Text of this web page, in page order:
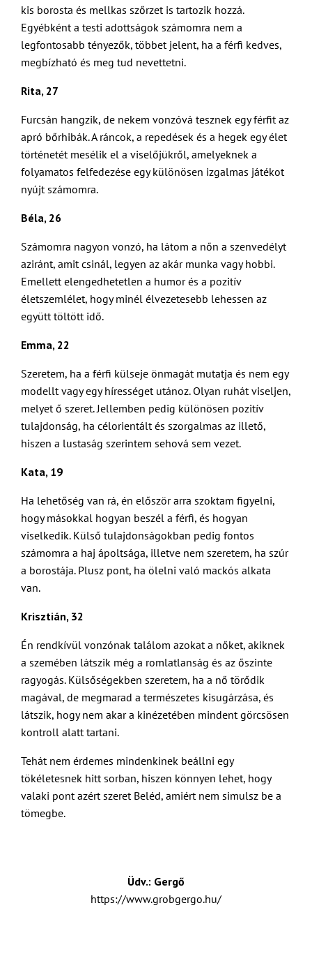
kis borosta és mellkas szőrzet is tartozik hozzá.
Egyébként a testi adottságok számomra nem a
legfontosabb tényezők, többet jelent, ha a férfi kedves,
megbízható és meg tud nevettetni.
Rita, 27
Furcsán hangzik, de nekem vonzóvá tesznek egy férfit az
apró bőrhibák. A ráncok, a repedések és a hegek egy élet
történetét mesélik el a viselőjükről, amelyeknek a
folyamatos felfedezése egy különösen izgalmas játékot
nyújt számomra.
Béla, 26
Számomra nagyon vonzó, ha látom a nőn a szenvedélyt
aziránt, amit csinál, legyen az akár munka vagy hobbi.
Emellett elengedhetetlen a humor és a pozitív
életszemlélet, hogy minél élvezetesebb lehessen az
együtt töltött idő.
Emma, 22
Szeretem, ha a férfi külseje önmagát mutatja és nem egy
modellt vagy egy hírességet utánoz. Olyan ruhát viseljen,
melyet ő szeret. Jellemben pedig különösen pozitív
tulajdonság, ha célorientált és szorgalmas az illető,
hiszen a lustaság szerintem sehová sem vezet.
Kata, 19
Ha lehetőség van rá, én először arra szoktam figyelni,
hogy másokkal hogyan beszél a férfi, és hogyan
viselkedik. Külső tulajdonságokban pedig fontos
számomra a haj ápoltsága, illetve nem szeretem, ha szúr
a borostája. Plusz pont, ha ölelni való mackós alkata
van.
Krisztián, 32
Én rendkívül vonzónak találom azokat a nőket, akiknek
a szemében látszik még a romlatlanság és az őszinte
ragyogás. Külsőségekben szeretem, ha a nő törődik
magával, de megmarad a természetes kisugárzása, és
látszik, hogy nem akar a kinézetében mindent görcsösen
kontroll alatt tartani.
Tehát nem érdemes mindenkinek beállni egy
tökéletesnek hitt sorban, hiszen könnyen lehet, hogy
valaki pont azért szeret Beléd, amiért nem simulsz be a
tömegbe.
Üdv.: Gergő
https://www.grobgergo.hu/